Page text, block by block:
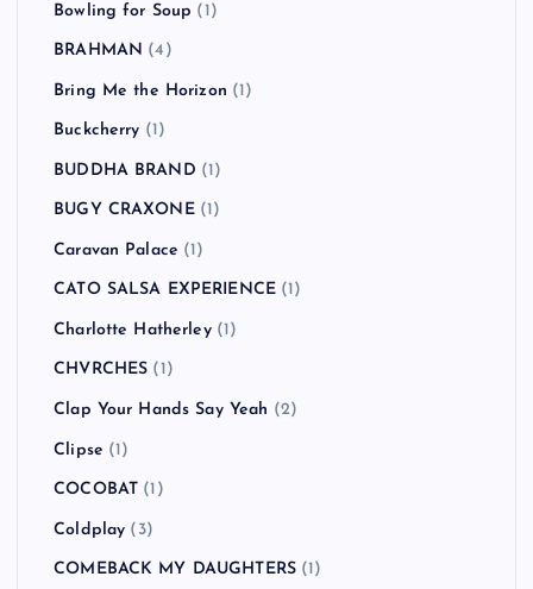
Bowling for Soup (1)
BRAHMAN (4)
Bring Me the Horizon (1)
Buckcherry (1)
BUDDHA BRAND (1)
BUGY CRAXONE(1)
Caravan Palace (1)
CATO SALSA EXPERIENCE (1)
Charlotte Hatherley(1)
CHVRCHES (1)
Clap Your Hands Say Yeah (2)
Clipse (1)
COCOBAT (1)
Coldplay (3)
COMEBACK MY DAUGHTERS (1)